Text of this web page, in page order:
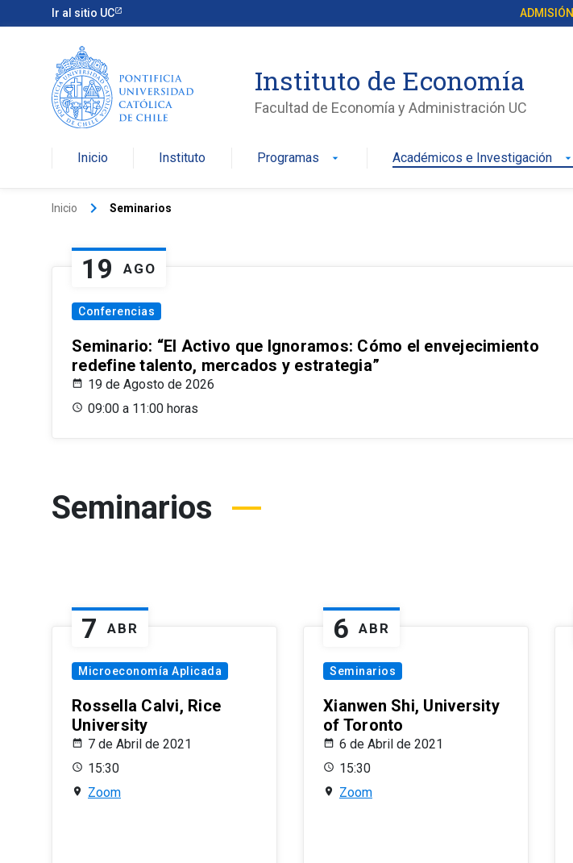
Ir al sitio UC ADMISIÓN
Instituto de Economía
Facultad de Economía y Administración UC
Inicio Instituto Programas arrow_drop_down Académicos e Investigación arrow_drop_down
Inicio keyboard_arrow_right Seminarios
19 AGO
Conferencias
Seminario: “El Activo que Ignoramos: Cómo el envejecimiento
redefine talento, mercados y estrategia”
19 de Agosto de 2026
09:00 a 11:00 horas
Seminarios
7 ABR
Microeconomía Aplicada
Rossella Calvi, Rice
University
7 de Abril de 2021
15:30
Zoom
6 ABR
Seminarios
Xianwen Shi, University
of Toronto
6 de Abril de 2021
15:30
Zoom